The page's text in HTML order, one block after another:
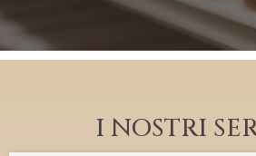
I NOSTRI